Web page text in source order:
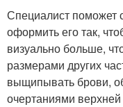
Специалист поможет
оформить его так,
визуально больше,
размерами других
выщипывать брови,
очертаниями верхней